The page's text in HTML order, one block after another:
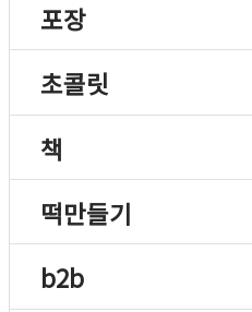
포장
초콜릿
책
떡만들기
b2b